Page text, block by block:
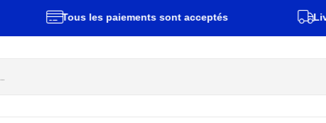
Tous les paiements sont acceptés